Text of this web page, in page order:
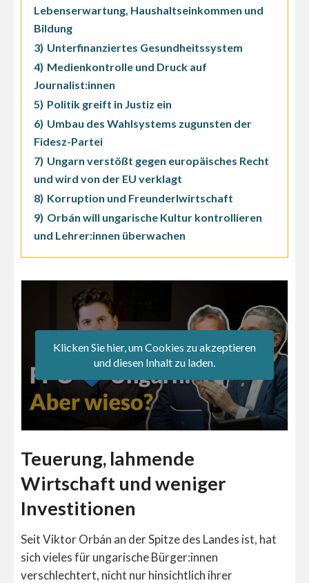
Lebenserwartung, Haushaltseinkommen und
Bildung
3) Unterfinanziertes Gesundheitssystem
4) Medienkontrolle und Druck auf
Journalist:innen
5) Politik greift in Justiz ein
6) Umbau des Wahlsystems zugunsten der
Fidesz-Partei
7) Ungarn verstößt gegen europäisches Recht
und wird von der EU verklagt
8) Korruption und Freunderlwirtschaft
9) Orbán will ungarische Kultur kontrollieren
und Lehrer:innen überwachen
Klicken Sie hier, um Cookies zu akzeptieren
und diesen Inhalt zu laden.
Teuerung, lahmende
Wirtschaft und weniger
Investitionen
Seit Viktor Orbán an der Spitze des Landes ist, hat
sich vieles für ungarische Bürger:innen
verschlechtert, nicht nur hinsichtlich ihrer